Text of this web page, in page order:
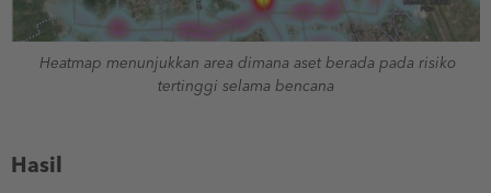
Heatmap menunjukkan area dimana aset berada pada risiko
tertinggi selama bencana
Hasil